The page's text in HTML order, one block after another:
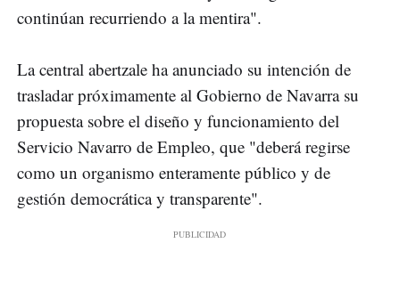
continúan recurriendo a la mentira".
La central abertzale ha anunciado su intención de
trasladar próximamente al Gobierno de Navarra su
propuesta sobre el diseño y funcionamiento del
Servicio Navarro de Empleo, que "deberá regirse
como un organismo enteramente público y de
gestión democrática y transparente".